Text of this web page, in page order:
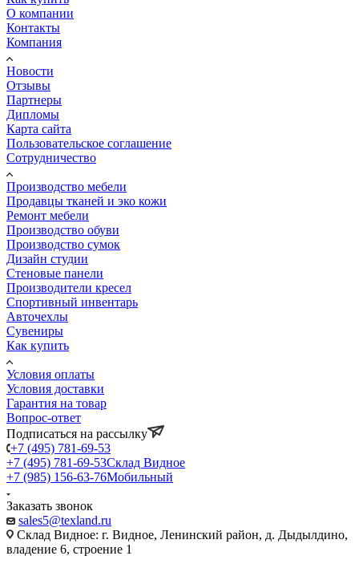
О компании
Контакты
Компания
Новости
Отзывы
Партнеры
Дипломы
Карта сайта
Пользовательское соглашение
Сотрудничество
Производство мебели
Продавцы тканей и эко кожи
Ремонт мебели
Производство обуви
Производство сумок
Дизайн студии
Стеновые панели
Производители кресел
Спортивный инвентарь
Авточехлы
Сувениры
Как купить
Условия оплаты
Условия доставки
Гарантия на товар
Вопрос-ответ
Подписаться на рассылку
+7 (495) 781-69-53
+7 (495) 781-69-53Склад Видное
+7 (985) 156-63-76Мобильный
Заказать звонок
sales5@texland.ru
Склад Видное: г. Видное, Ленинский район, д. Дыдылдино,
владение 6, строение 1